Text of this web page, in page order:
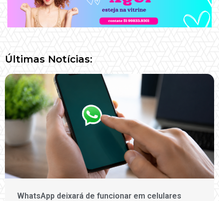
Últimas Notícias:
WhatsApp deixará de funcionar em celulares